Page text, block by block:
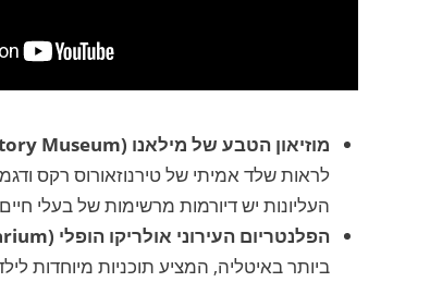
מוזיאון הטבע של מילאנו (Milan Natural History Museum):
לראות שלד אמיתי של טירנוזאורוס רקס
העליונות יש דיורמות מרשימות של בעלי
הפלנטריום העירוני אולריקו הופלי (Ulrico Hoepli Civic Planetarium):
ביותר באיטליה, המציע תוכניות מיוחדות